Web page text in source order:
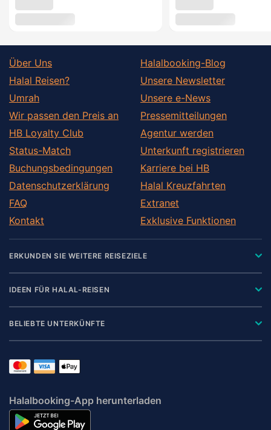
Über Uns
Halal Reisen?
Umrah
Wir passen den Preis an
HB Loyalty Club
Status-Match
Buchungsbedingungen
Datenschutzerklärung
FAQ
Kontakt
Halalbooking-Blog
Unsere Newsletter
Unsere e-News
Pressemitteilungen
Agentur werden
Unterkunft registrieren
Karriere bei HB
Halal Kreuzfahrten
Extranet
Exklusive Funktionen
ERKUNDEN SIE WEITERE REISEZIELE
IDEEN FÜR HALAL-REISEN
BELIEBTE UNTERKÜNFTE
Halalbooking-App herunterladen